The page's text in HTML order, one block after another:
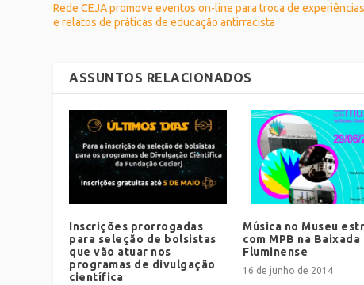
Rede CEJA promove eventos on-line para troca de experiências
e relatos de práticas de educação antirracista
ASSUNTOS RELACIONADOS
Inscrições prorrogadas
para seleção de bolsistas
que vão atuar nos
programas de divulgação
científica
Música no Museu
com MPB na Baixada
Fluminense
16 de junho de 2014